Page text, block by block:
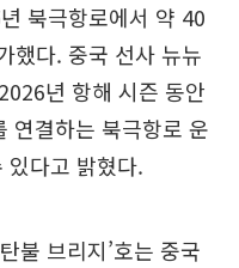
북극항로에서 약 40
했다. 중국 선사 뉴뉴
년 항해 시즌 동안
연결하는 북극항로 운
있다고 밝혔다.
불 브리지’호는 중국